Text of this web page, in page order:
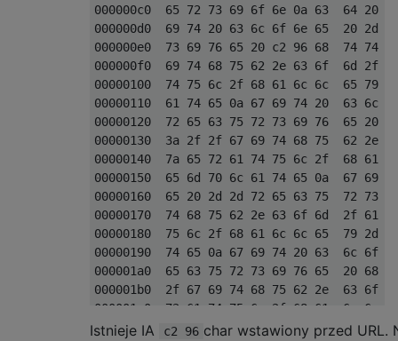
000000c0  65 72 73 69 6f 6e 0a 63  64 20
000000d0  69 74 20 63 6c 6f 6e 65  20
000000e0  73 69 76 65 20 c2 96 68  74
000000f0  69 74 68 75 62 2e 63 6f  6d 2f
00000100  74 75 6c 2f 68 61 6c 6c  65
00000110  61 74 65 0a 67 69 74 20  63
00000120  72 65 63 75 72 73 69 76  65
00000130  3a 2f 2f 67 69 74 68 75  62 2e
00000140  7a 65 72 61 74 75 6c 2f  68
00000150  65 6d 70 6c 61 74 65 0a  67
00000160  65 20 2d 2d 72 65 63 75  72
00000170  74 68 75 62 2e 63 6f 6d  2f 61
00000180  75 6c 2f 68 61 6c 6c 65  79 2d
00000190  74 65 0a 67 69 74 20 63  6c
000001a0  65 63 75 72 73 69 76 65  20
000001b0  2f 67 69 74 68 75 62 2e  63 6f
000001c0  72 61 74 75 6c 2f 68 61  6c 6c
000001d0  70 6c 61 74 65 0a
Istnieje IA c2 96 char wstawiony przed URL.